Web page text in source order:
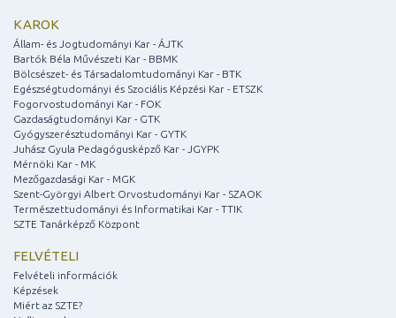
KAROK
Állam- és Jogtudományi Kar - ÁJTK
Bartók Béla Művészeti Kar - BBMK
Bölcsészet- és Társadalomtudományi Kar - BTK
Egészségtudományi és Szociális Képzési Kar - ETSZK
Fogorvostudományi Kar - FOK
Gazdaságtudományi Kar - GTK
Gyógyszerésztudományi Kar - GYTK
Juhász Gyula Pedagógusképző Kar - JGYPK
Mérnöki Kar - MK
Mezőgazdasági Kar - MGK
Szent-Györgyi Albert Orvostudományi Kar - SZAOK
Természettudományi és Informatikai Kar - TTIK
SZTE Tanárképző Központ
FELVÉTELI
Felvételi információk
Képzések
Miért az SZTE?